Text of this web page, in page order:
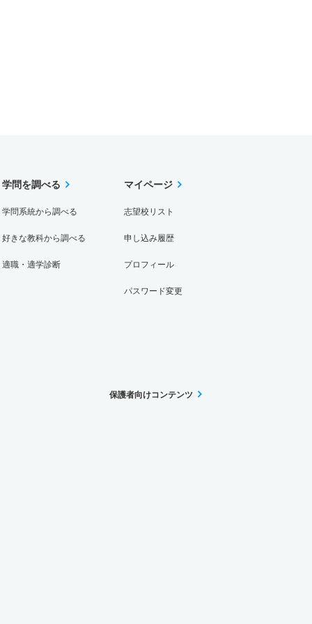
学問を調べる
学問系統から調べる
好きな教科から調べる
適職・適学診断
マイページ
志望校リスト
申し込み履歴
プロフィール
パスワード変更
保護者向けコンテンツ